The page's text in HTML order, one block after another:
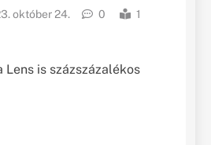
október 24. 0
1
Lens is százszázalékos